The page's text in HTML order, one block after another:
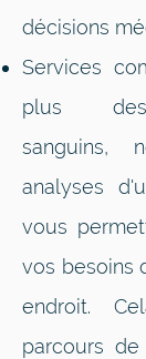
décisions
Services
plus des
sanguins,
analyses
vous
vos besoins
endroit.
parcours